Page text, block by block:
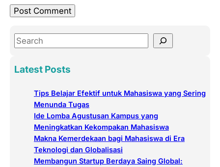
S
aLatest Posts
Tips Belajar Efektif untuk Mahasiswa yang Sering
Menunda Tugas
Ide Lomba Agustusan Kampus yang
Meningkatkan Kekompakan Mahasiswa
Makna Kemerdekaan bagi Mahasiswa di Era
Teknologi dan Globalisasi
Membangun Startup Berdaya Saing Global: